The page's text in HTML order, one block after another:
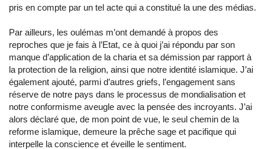
pris en compte par un tel acte qui a constitué la une des médias.
Par ailleurs, les oulémas m’ont demandé à propos des
reproches que je fais à l’Etat, ce à quoi j’ai répondu par son
manque d’application de la charia et sa démission par rapport à
la protection de la religion, ainsi que notre identité islamique. J’ai
également ajouté, parmi d’autres griefs, l’engagement sans
réserve de notre pays dans le processus de mondialisation et
notre conformisme aveugle avec la pensée des incroyants. J’ai
alors déclaré que, de mon point de vue, le seul chemin de la
reforme islamique, demeure la prêche sage et pacifique qui
interpelle la conscience et éveille le sentiment.